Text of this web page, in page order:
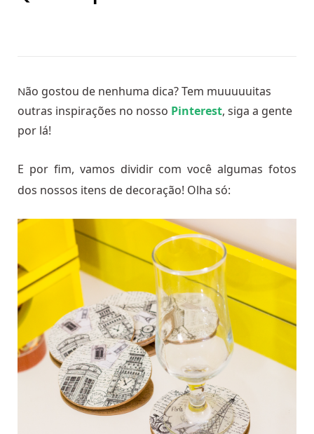
Não gostou de nenhuma dica? Tem muuuuuitas
outras inspirações no nosso Pinterest, siga a gente
por lá!
E por fim, vamos dividir com você algumas fotos
dos nossos itens de decoração! Olha só: